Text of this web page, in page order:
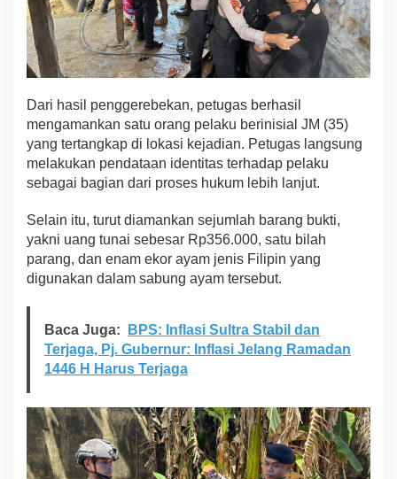
k
a
n
P
e
a
k
u
d
a
n
a
a
n
g
k
t
i
Dari hasil penggerebekan, petugas berhasil
mengamankan satu orang pelaku berinisial JM (35)
yang tertangkap di lokasi kejadian. Petugas langsung
melakukan pendataan identitas terhadap pelaku
sebagai bagian dari proses hukum lebih lanjut.
Selain itu, turut diamankan sejumlah barang bukti,
yakni uang tunai sebesar Rp356.000, satu bilah
parang, dan enam ekor ayam jenis Filipin yang
digunakan dalam sabung ayam tersebut.
Baca Juga:
BPS: Inflasi Sultra Stabil dan
Terjaga, Pj. Gubernur: Inflasi Jelang Ramadan
1446 H Harus Terjaga